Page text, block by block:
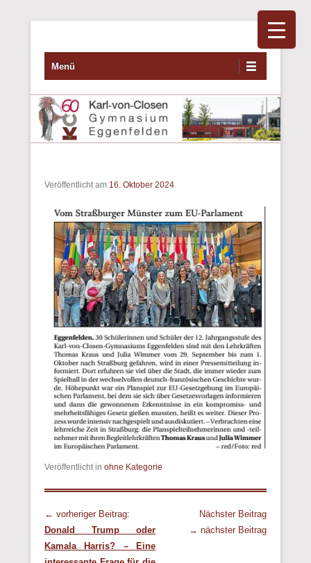
Primäres Menü
Zum Inhalt wechseln
Menü
Veröffentlicht am 16. Oktober 2024
Veröffentlicht in ohne Kategorie
Beitrags Übersicht
← vorheriger Beitrag:
Donald Trump oder
Kamala Harris? – Eine
Nächster Beitrag
→ nächster Beitrag